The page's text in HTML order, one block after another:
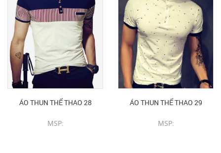
ÁO THUN THỂ THAO 28
MSP:
ÁO THUN THỂ THAO 29
MSP: